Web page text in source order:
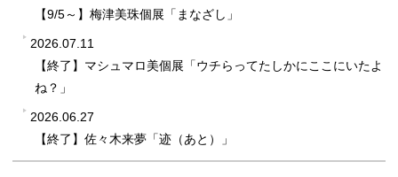
【9/5～】梅津美珠個展「まなざし」
2026.07.11
【終了】マシュマロ美個展「ウチらってたしかにここにいたよ
ね？」
2026.06.27
【終了】佐々木来夢「迹（あと）」